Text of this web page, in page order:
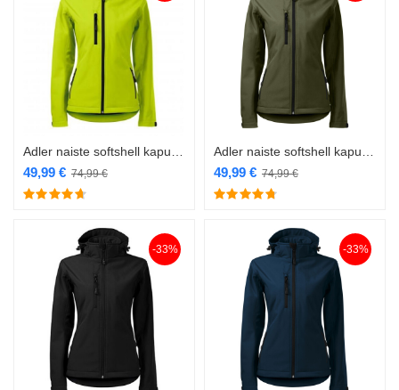
74,99€
49,99 € 74,99€
49,99 €
-33% -33%